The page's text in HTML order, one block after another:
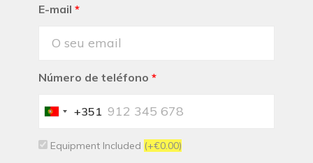
E-mail *
Número de teléfono *
Portugal
+351
Equipment Included (+€0.00)